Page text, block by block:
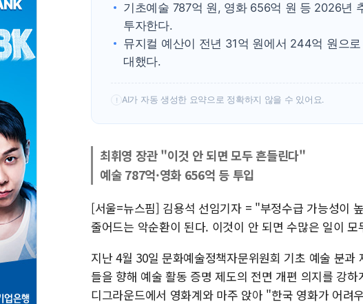
기초예술 787억 원, 영화 656억 원 등 2026년
투자한다.
뮤지컬 예산이 전년 31억 원에서 244억 원으
대했다.
! AI가 자동 생성한 요약으로 정확하지 않을 수 있어요.
최휘영 장관 "이것 안 되면 모두 흔들린다"
예술 787억·영화 656억 등 투입
[서울=뉴스핌] 김용석 선임기자 = "부정수급 가능성이
줄어드는 악순환이 된다. 이것이 안 되면 수많은 일이
지난 4월 30일 문화예술정책자문위원회 기초 예술 분
들을 향해 예술 활동 증명 제도의 전면 개편 의지를 강
디그라운드에서 영화계와 마주 앉아 "한국 영화가 어려